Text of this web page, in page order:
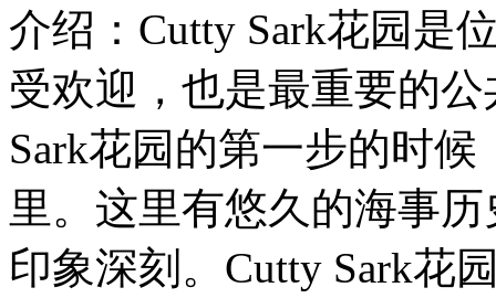
介绍：Cutty Sark花园是
受欢迎，也是最重要的
Sark花园的第一步的时
里。这里有悠久的海事
印象深刻。Cutty Sark花